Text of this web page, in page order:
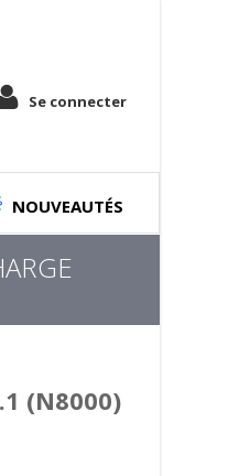
Se connecter
NOUVEAUTÉS
(N8000)